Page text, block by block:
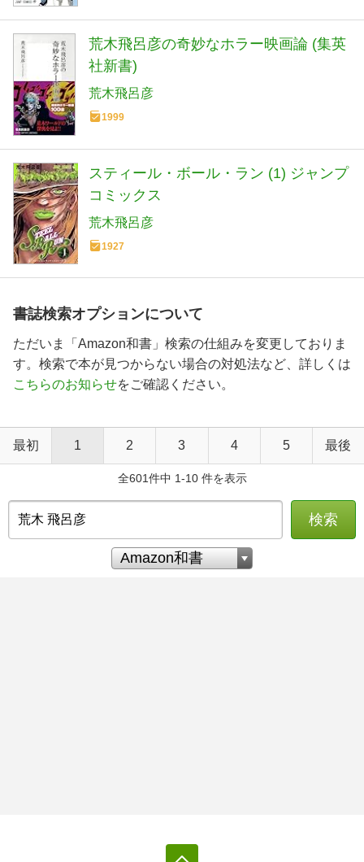
荒木飛呂彦の奇妙なホラー映画論 (集英
社新書)
荒木飛呂彦
1999
スティール・ボール・ラン (1) ジャンプ
コミックス
荒木飛呂彦
1927
書誌検索オプションについて
ただいま「Amazon和書」検索の仕組みを変更しておりま
す。検索で本が見つからない場合の対処法など、詳しくは
こちらのお知らせをご確認ください。
最初 1 2 3 4 5 最後
全601件中 1-10 件を表示
検索